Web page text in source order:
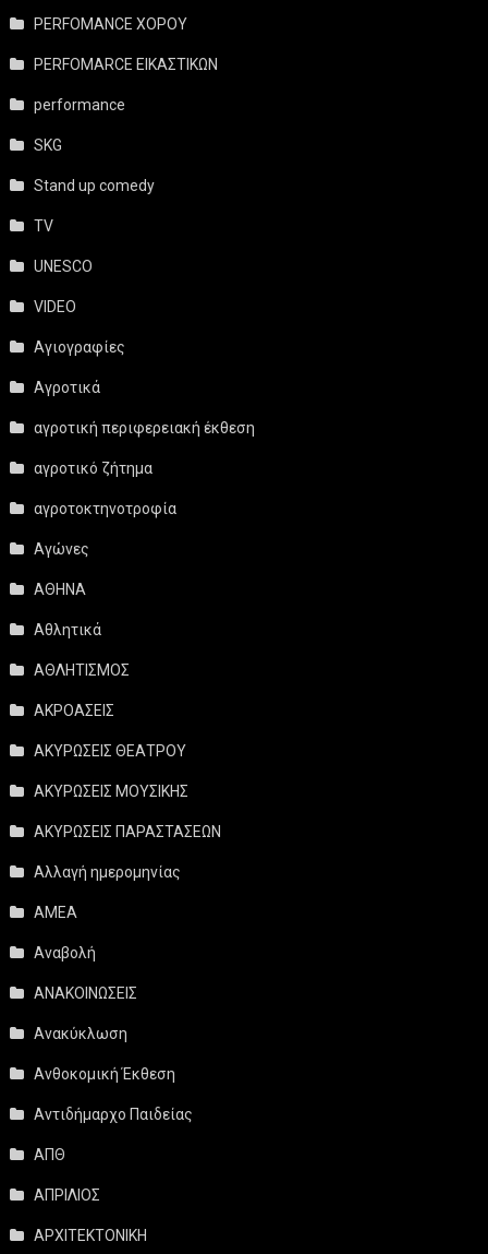
PERFOMANCE ΧΟΡΟΥ
PERFOMARCE ΕΙΚΑΣΤΙΚΩΝ
performance
SKG
Stand up comedy
TV
UNESCO
VIDEO
Αγιογραφίες
Αγροτικά
αγροτική περιφερειακή έκθεση
αγροτικό ζήτημα
αγροτοκτηνοτροφία
Αγώνες
ΑΘΗΝΑ
Αθλητικά
ΑΘΛΗΤΙΣΜΟΣ
ΑΚΡΟΑΣΕΙΣ
ΑΚΥΡΩΣΕΙΣ ΘΕΑΤΡΟΥ
ΑΚΥΡΩΣΕΙΣ ΜΟΥΣΙΚΗΣ
ΑΚΥΡΩΣΕΙΣ ΠΑΡΑΣΤΑΣΕΩΝ
Αλλαγή ημερομηνίας
ΑΜΕΑ
Αναβολή
ΑΝΑΚΟΙΝΩΣΕΙΣ
Ανακύκλωση
Ανθοκομική Έκθεση
Αντιδήμαρχο Παιδείας
ΑΠΘ
ΑΠΡΙΛΙΟΣ
ΑΡΧΙΤΕΚΤΟΝΙΚΗ